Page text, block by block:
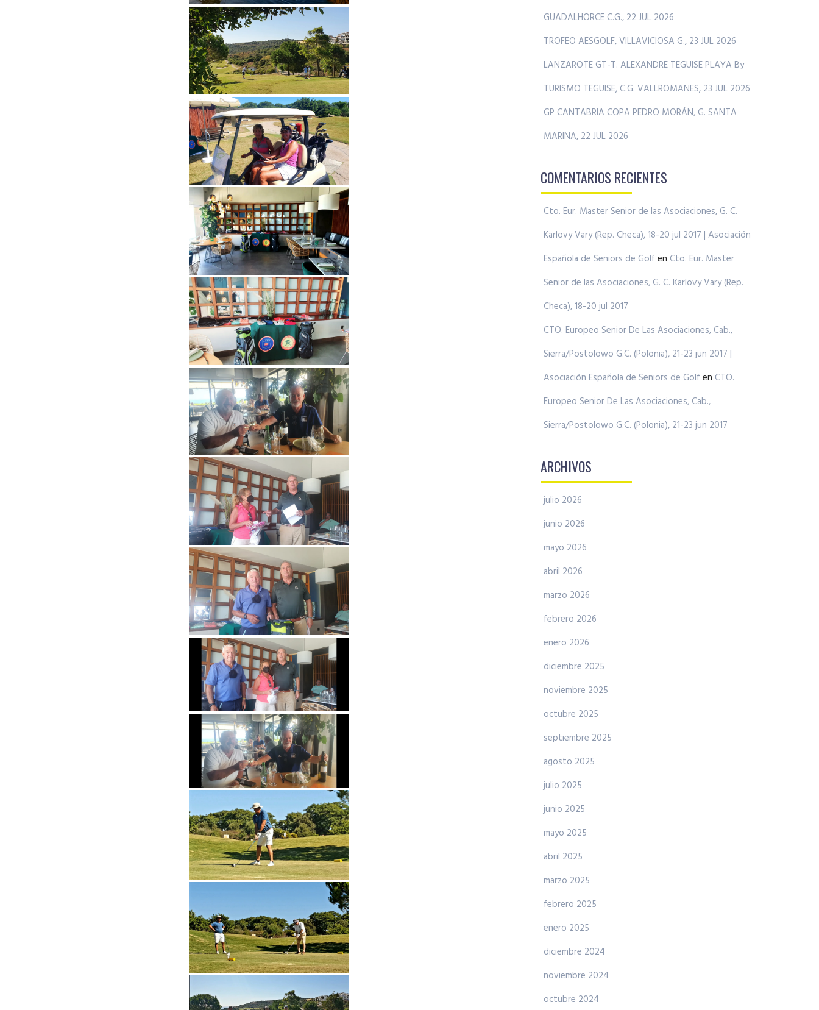
GUADALHORCE C.G., 22 JUL 2026
TROFEO AESGOLF, VILLAVICIOSA G., 23 JUL 2026
LANZAROTE GT-T. ALEXANDRE TEGUISE PLAYA By
TURISMO TEGUISE, C.G. VALLROMANES, 23 JUL 2026
GP CANTABRIA COPA PEDRO MORÁN, G. SANTA
MARINA, 22 JUL 2026
COMENTARIOS RECIENTES
Cto. Eur. Master Senior de las Asociaciones, G. C.
Karlovy Vary (Rep. Checa), 18-20 jul 2017 | Asociación
Española de Seniors de Golf en Cto. Eur. Master
Senior de las Asociaciones, G. C. Karlovy Vary (Rep.
Checa), 18-20 jul 2017
CTO. Europeo Senior De Las Asociaciones, Cab.,
Sierra/Postolowo G.C. (Polonia), 21-23 jun 2017 |
Asociación Española de Seniors de Golf en CTO.
Europeo Senior De Las Asociaciones, Cab.,
Sierra/Postolowo G.C. (Polonia), 21-23 jun 2017
ARCHIVOS
julio 2026
junio 2026
mayo 2026
abril 2026
marzo 2026
febrero 2026
enero 2026
diciembre 2025
noviembre 2025
octubre 2025
septiembre 2025
agosto 2025
julio 2025
junio 2025
mayo 2025
abril 2025
marzo 2025
febrero 2025
enero 2025
diciembre 2024
noviembre 2024
octubre 2024